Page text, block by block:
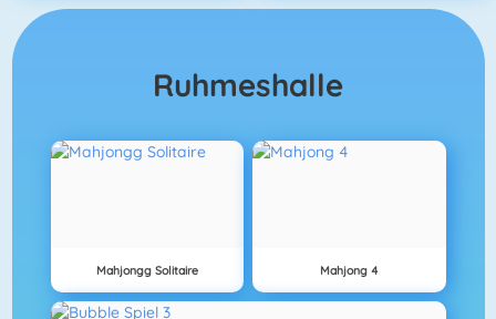
Ruhmeshalle
Mahjongg Solitaire Mahjong 4